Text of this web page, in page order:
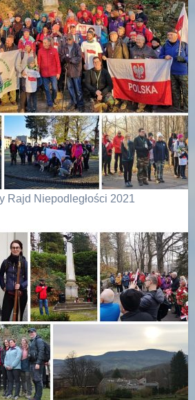
Rajd Niepodległości 2021